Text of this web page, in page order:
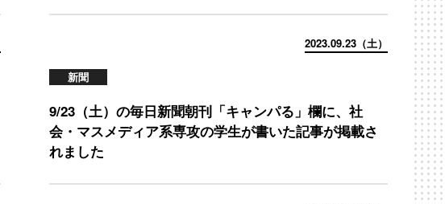
2023.09.23（土）
新聞
9/23（土）の毎日新聞朝刊「キャンパる」欄に、社
会・マスメディア系専攻の学生が書いた記事が掲載さ
れました